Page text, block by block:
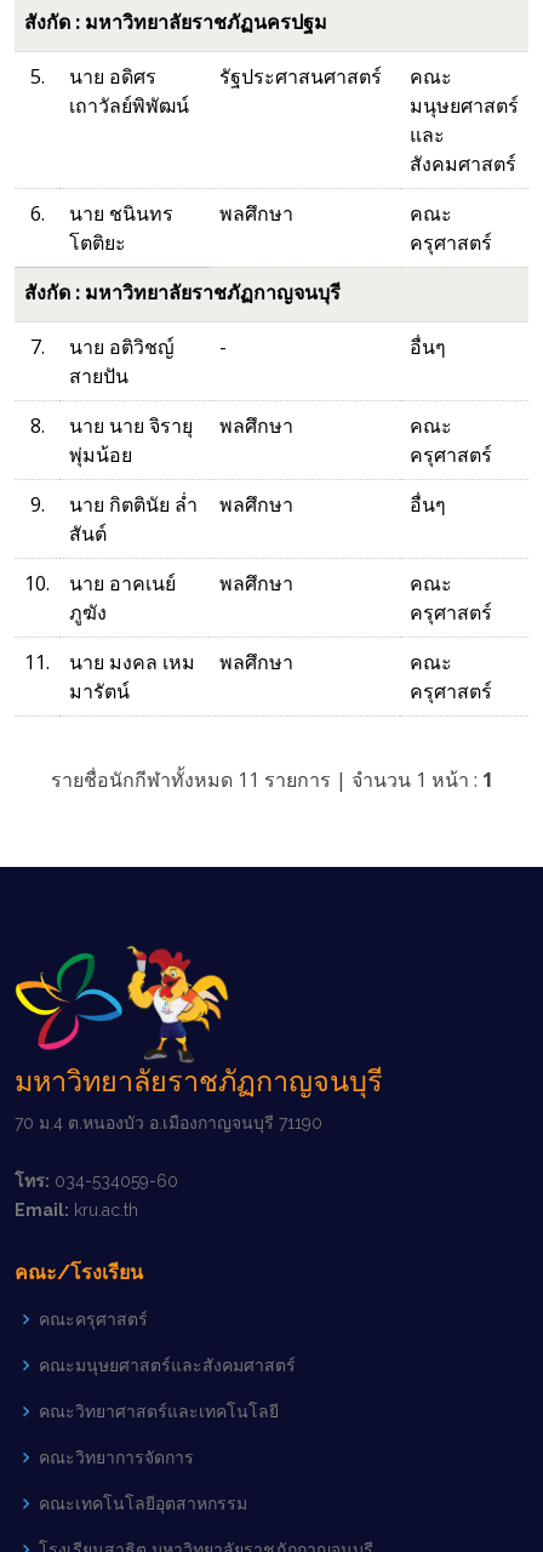
สังกัด : มหาวิทยาลัยราชภัฏนครปฐม
5.
นาย อดิศร
เถาวัลย์พิพัฒน์
รัฐประศาสนศาสตร์
คณะ
มนุษยศาสตร์
และ
สังคมศาสตร์
6.
นาย ชนินทร
โตติยะ
พลศึกษา
คณะ
ครุศาสตร์
สังกัด : มหาวิทยาลัยราชภัฏกาญจนบุรี
7.
นาย อติวิชญ์
สายปัน
- อื่นๆ
8.
นาย นาย จิรายุ
พุ่มน้อย
พลศึกษา
คณะ
ครุศาสตร์
9.
นาย กิตตินัย ล่ำ
สันต์
พลศึกษา อื่นๆ
10.
นาย อาคเนย์
ภูฆัง
พลศึกษา
คณะ
ครุศาสตร์
11.
นาย มงคล เหม
มารัตน์
พลศึกษา
คณะ
ครุศาสตร์
รายชื่อนักกีฬาทั้งหมด 11 รายการ | จำนวน 1 หน้า : 1
มหาวิทยาลัยราชภัฏกาญจนบุรี
70 ม.4 ต.หนองบัว อ.เมืองกาญจนบุรี 71190
โทร: 034-534059-60
Email: kru.ac.th
คณะ/โรงเรียน
คณะครุศาสตร์
คณะมนุษยศาสตร์และสังคมศาสตร์
คณะวิทยาศาสตร์และเทคโนโลยี
คณะวิทยาการจัดการ
คณะเทคโนโลยีอุตสาหกรรม